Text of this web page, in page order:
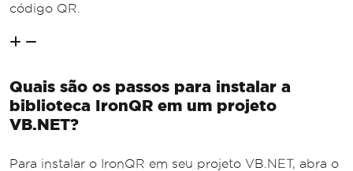
código QR.
Quais são os passos para instalar a
biblioteca IronQR em um projeto
VB.NET?
Para instalar o IronQR em seu projeto VB.NET, abra o